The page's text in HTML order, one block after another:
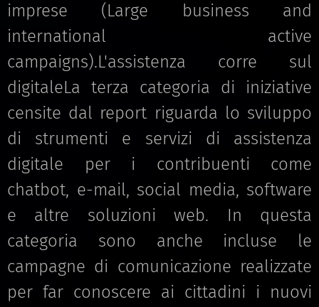
imprese (Large business and
international active
campaigns).L'assistenza corre sul
digitaleLa terza categoria di iniziative
censite dal report riguarda lo sviluppo
di strumenti e servizi di assistenza
digitale per i contribuenti come
chatbot, e-mail, social media, software
e altre soluzioni web. In questa
categoria sono anche incluse le
campagne di comunicazione realizzate
per far conoscere ai cittadini i nuovi